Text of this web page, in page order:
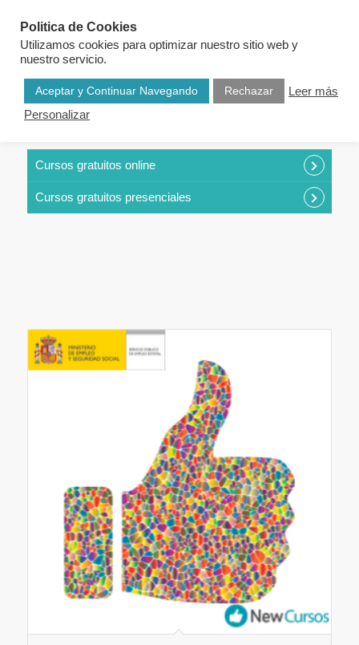
Cursos gratuitos online
Cursos gratuitos presenciales
Politica de Cookies
Utilizamos cookies para optimizar nuestro sitio web y
nuestro servicio.
Aceptar y Continuar Navegando Rechazar
Leer más
Personalizar